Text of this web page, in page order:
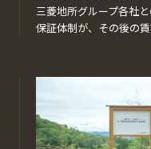
三菱地所グループ各社
保証体制が、その後の